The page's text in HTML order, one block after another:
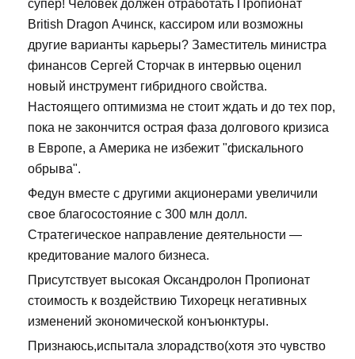
супер! Человек должен отработать Пропионат
British Dragon Ачинск, кассиром или возможны
другие варианты карьеры? Заместитель министра
финансов Сергей Сторчак в интервью оценил
новый инструмент гибридного свойства.
Настоящего оптимизма не стоит ждать и до тех пор,
пока не закончится острая фаза долгового кризиса
в Европе, а Америка не избежит "фискального
обрыва".
Федун вместе с другими акционерами увеличили
свое благосостояние с 300 млн долл.
Стратегическое направление деятельности —
кредитование малого бизнеса.
Присутствует высокая Оксандролон Пропионат
стоимость к воздействию Тихорецк негативных
изменений экономической конъюнктуры.
Признаюсь,испытала злорадство(хотя это чувство